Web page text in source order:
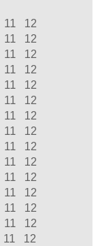
11
12
11
12
11
12
11
12
11
12
11
12
11
12
11
12
11
12
11
12
11
12
11
12
11
12
11
12
11 12